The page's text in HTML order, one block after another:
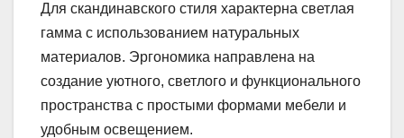
Для скандинавского стиля характерна светлая
гамма с использованием натуральных
материалов. Эргономика направлена на
создание уютного, светлого и функционального
пространства с простыми формами мебели и
удобным освещением.